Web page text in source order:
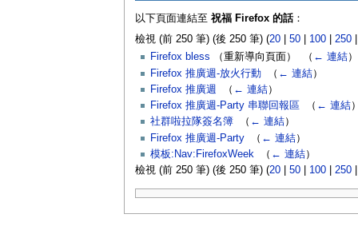
以下頁面連結至 祝福 Firefox 的話：
檢視 (前 250 筆) (後 250 筆) (20| 50| 100| 250
Firefox bless （重新導向頁面） ‎ （ ← 連結）
Firefox 推廣週-放火行動‎ （ ← 連結）
Firefox 推廣週
（ ← 連結）
Firefox 推廣週-Party 串聯回報區
（ ← 連結
社群啦拉隊簽名簿‎ （ ← 連結）
Firefox 推廣週-Party‎ （ ← 連結）
模板:Nav:FirefoxWeek‎ （ ← 連結）
檢視 (前 250 筆) (後 250 筆) (20| 50| 100| 250